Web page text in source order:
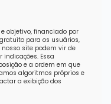
objetivo, financiado por
para os usuários,
site podem vir de
Essa
e a ordem em que
algoritmos próprios e
a exibição dos